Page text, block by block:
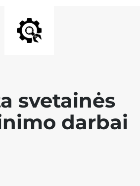
svetainės
darbai